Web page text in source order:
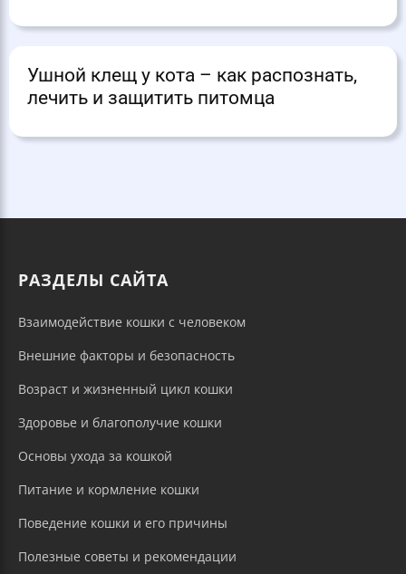
Ушной клещ у кота – как распознать,
лечить и защитить питомца
РАЗДЕЛЫ САЙТА
Взаимодействие кошки с человеком
Внешние факторы и безопасность
Возраст и жизненный цикл кошки
Здоровье и благополучие кошки
Основы ухода за кошкой
Питание и кормление кошки
Поведение кошки и его причины
Полезные советы и рекомендации